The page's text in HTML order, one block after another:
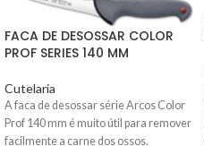
FACA DE DESOSSAR COLOR
PROF SERIES 140 MM
Cutelaria
Afaca de desossar série Arcos Color
Prof 140 mm é muito útil para remover
facilmente a carne dos ossos.